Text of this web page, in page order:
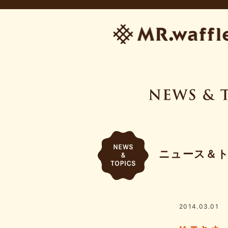
ニュース＆
2014.03.01